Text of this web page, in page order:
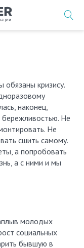
наконец,
бережливостью. Не
Не
сшить самому.
а попробовать
а с ними и мы
молодых
социальных
бывшую в